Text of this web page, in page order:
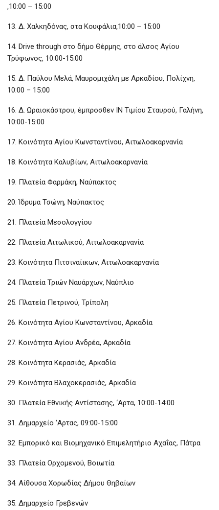
,10:00 – 15:00
13. Δ. Χαλκηδόνας, στα Κουφάλια,10:00 – 15:00
14. Drive through στο δήμο Θέρμης, στο άλσος Αγίου
Τρύφωνος, 10:00-15:00
15. Δ. Παύλου Μελά, Μαυρομιχάλη με Αρκαδίου, Πολίχνη,
10:00 – 15:00
16. Δ. Ωραιοκάστρου, έμπροσθεν ΙΝ Τιμίου Σταυρού, Γαλήνη,
10:00-15:00
17. Κοινότητα Αγίου Κωνσταντίνου, Αιτωλοακαρνανία
18. Κοινότητα Καλυβίων, Αιτωλοακαρνανία
19. Πλατεία Φαρμάκη, Ναύπακτος
20. Ίδρυμα Τσώνη, Ναύπακτος
21. Πλατεία Μεσολογγίου
22. Πλατεία Αιτωλικού, Αιτωλοακαρνανία
23. Κοινότητα Πιτσιναίικων, Αιτωλοακαρνανία
24. Πλατεία Τριών Ναυάρχων, Ναύπλιο
25. Πλατεία Πετρινού, Τρίπολη
26. Κοινότητα Αγίου Κωνσταντίνου, Αρκαδία
27. Κοινότητα Αγίου Ανδρέα, Αρκαδία
28. Κοινότητα Κερασιάς, Αρκαδία
29. Κοινότητα Βλαχοκερασιάς, Αρκαδία
30. Πλατεία Εθνικής Αντίστασης, ‘Αρτα, 10:00-14:00
31. Δημαρχείο ‘Αρτας, 09:00-15:00
32. Εμπορικό και Βιομηχανικό Επιμελητήριο Αχαΐας, Πάτρα
33. Πλατεία Ορχομενού, Βοιωτία
34. Αίθουσα Χορωδίας Δήμου Θηβαίων
35. Δημαρχείο Γρεβενών